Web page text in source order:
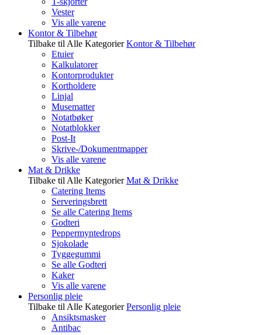
Vester
Vis alle varene
Kontor & Tilbehør
Tilbake til Alle Kategorier Kontor & Tilbehør
Etuier
Kalkulatorer
Kontorprodukter
Kortholdere
Linjal
Musematter
Notatbøker
Notatblokker
Post-It
Skrive-/Dokumentmapper
Vis alle varene
Mat & Drikke
Tilbake til Alle Kategorier Mat & Drikke
Catering Items
Serveringsbrett
Se alle Catering Items
Godteri
Peppermyntedrops
Sjokolade
Tyggegummi
Se alle Godteri
Kaker
Vis alle varene
Personlig pleie
Tilbake til Alle Kategorier Personlig pleie
Ansiktsmasker
Antibac